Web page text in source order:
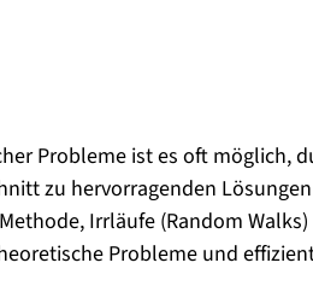
Probleme ist es oft möglich,
zu hervorragenden
Irrläufe (Random
Probleme und